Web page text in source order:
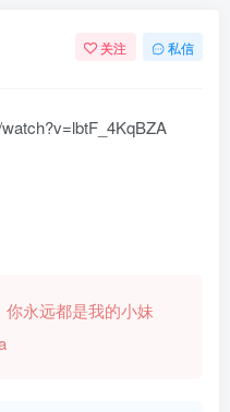
关注 私信
你永远都是我的小妹